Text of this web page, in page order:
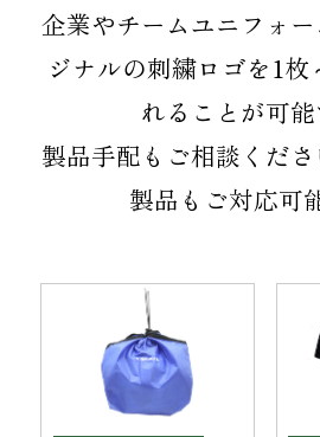
オンラインショッ
個人様
OEM
企業やチームユニフォ
ジナルの刺繍ロゴを1
れることが可能
製品手配もご相談くだ
製品もご対応可